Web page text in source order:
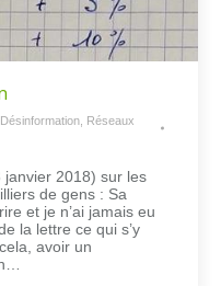
Réseaux
janvier 2018) sur les
de gens : Sa
et je n’ai jamais eu
la lettre ce qui s’y
avoir un